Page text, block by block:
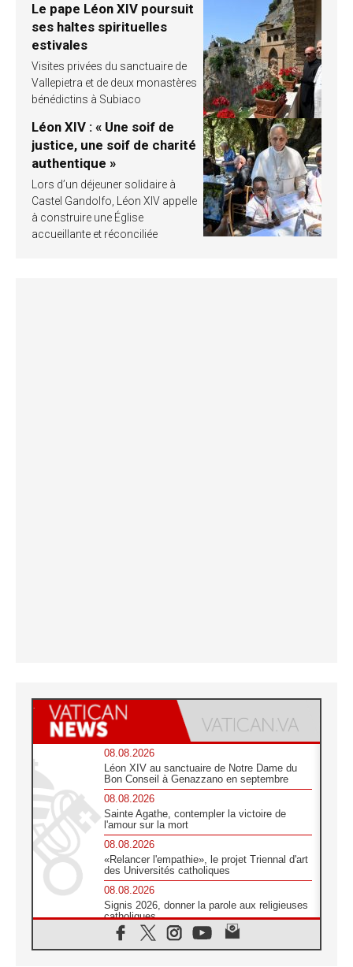
Le pape Léon XIV poursuit
ses haltes spirituelles
estivales
Visites privées du sanctuaire de
Vallepietra et de deux monastères
bénédictins à Subiaco
Léon XIV : « Une soif de
justice, une soif de charité
authentique »
Lors d’un déjeuner solidaire à
Castel Gandolfo, Léon XIV appelle
à construire une Église
accueillante et réconciliée
08.08.2026
Léon XIV au sanctuaire de Notre Dame du
Bon Conseil à Genazzano en septembre
08.08.2026
Sainte Agathe, contempler la victoire de
l'amour sur la mort
08.08.2026
«Relancer l'empathie», le projet Triennal d'art
des Universités catholiques
08.08.2026
Signis 2026, donner la parole aux religieuses
catholiques
08.08.2026
Au Bangladesh, l'Église accompagne les